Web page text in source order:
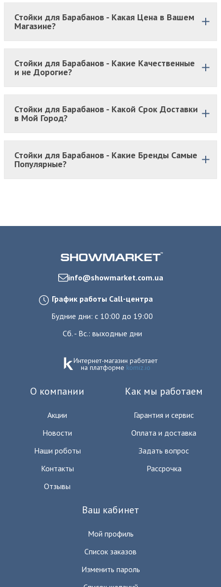
Стойки для Барабанов - Какая Цена в Вашем
Магазине?
Стойки для Барабанов - Какие Качественные
и не Дорогие?
Стойки для Барабанов - Какой Срок Доставки
в Мой Город?
Стойки для Барабанов - Какие Бренды Самые
Популярные?
info@showmarket.com.ua
График работы Call-центра
Будние дни: с 10:00 до 19:00
Сб. - Вс.: выходные дни
Интернет-магазин работает
на платформе komiz.io
О компании
Акции
Новости
Наши роботы
Контакты
Отзывы
Как мы работаем
Гарантия и сервис
Оплата и доставка
Задать вопрос
Рассрочка
Ваш кабинет
Мой профиль
Список заказов
Изменить пароль